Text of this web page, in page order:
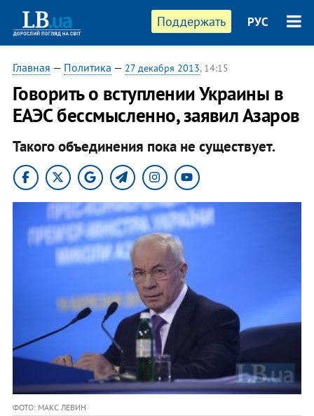
Поддержать РУС
Главная — Политика — 27 декабря 2013, 14:15
Говорить о вступлении Украины в
ЕАЭС бессмысленно, заявил Азаров
Такого объединения пока не существует.
ФОТО: МАКС ЛЕВИН